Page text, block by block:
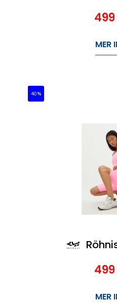
499
MER
40%
Röhnisch
499
MER